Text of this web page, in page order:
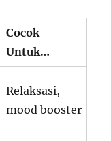
Cocok
Untuk…
Relaksasi,
mood booster